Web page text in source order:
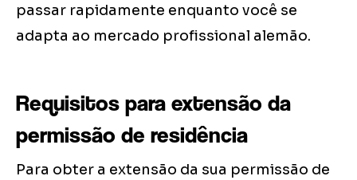
passar rapidamente enquanto você se
adapta ao mercado profissional alemão.
Requisitos para extensão da
permissão de residência
Para obter a extensão da sua permissão de